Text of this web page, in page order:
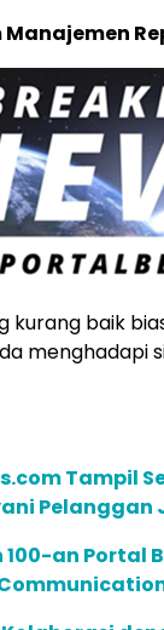
kurang baik
menghadapi
Tampil
Pelanggan
100-an Portal